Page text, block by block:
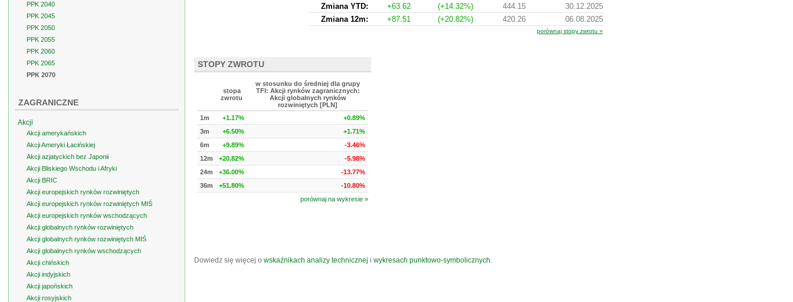
Zmiana YTD:
+63.62 (+14.32%) 444.15
30.12.2025
Zmiana 12m:
+87.51 (+20.82%) 420.26 06.08.2025
porównaj stopy zwrotu »
STOPY ZWROTU
stopa
zwrotu
w stosunku do średniej dla grupy
TFI: Akcji rynków zagranicznych:
Akcji globalnych rynków
rozwiniętych [PLN]
1m
+1.17%
+0.89%
3m
+6.50%
+1.71%
6m
+9.89%
-3.46%
12m
+20.82%
-5.98%
24m
+36.00%
-13.77%
36m
+51.80%
-10.80%
porównaj na wykresie »
Dowiedz się więcej o wskaźnikach analizy technicznej i wykresach punktowo-symbolicznych.
PPK 2040
PPK 2045
PPK 2050
PPK 2055
PPK 2060
PPK 2065
PPK 2070
ZAGRANICZNE
Akcji
Akcji amerykańskich
Akcji Ameryki Łacińskiej
Akcji azjatyckich bez Japonii
Akcji Bliskiego Wschodu i Afryki
Akcji BRIC
Akcji europejskich rynków rozwiniętych
Akcji europejskich rynków rozwiniętych MIŚ
Akcji europejskich rynków wschodzących
Akcji globalnych rynków rozwiniętych
Akcji globalnych rynków rozwiniętych MIŚ
Akcji globalnych rynków wschodzących
Akcji chińskich
Akcji indyjskich
Akcji japońskich
Akcji rosyjskich